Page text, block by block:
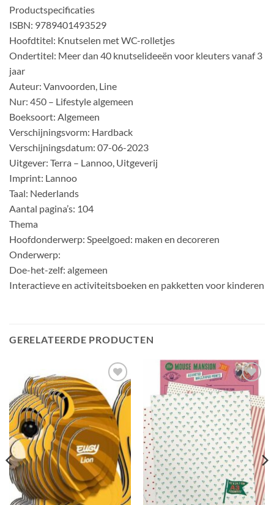
Productspecificaties
ISBN: 9789401493529
Hoofdtitel: Knutselen met WC-rolletjes
Ondertitel: Meer dan 40 knutselideeën voor kleuters vanaf 3
jaar
Auteur: Vanvoorden, Line
Nur: 450 – Lifestyle algemeen
Boeksoort: Algemeen
Verschijningsvorm: Hardback
Verschijningsdatum: 07-06-2023
Uitgever: Terra – Lannoo, Uitgeverij
Imprint: Lannoo
Taal: Nederlands
Aantal pagina’s: 104
Thema
Hoofdonderwerp: Speelgoed: maken en decoreren
Onderwerp:
Doe-het-zelf: algemeen
Interactieve en activiteitsboeken en pakketten voor kinderen
GERELATEERDE PRODUCTEN